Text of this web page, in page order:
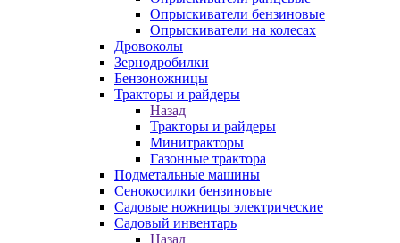
Опрыскиватели бензиновые
Опрыскиватели на колесах
Дровоколы
Зернодробилки
Бензоножницы
Тракторы и райдеры
Назад
Тракторы и райдеры
Минитракторы
Газонные трактора
Подметальные машины
Сенокосилки бензиновые
Садовые ножницы электрические
Садовый инвентарь
Назад